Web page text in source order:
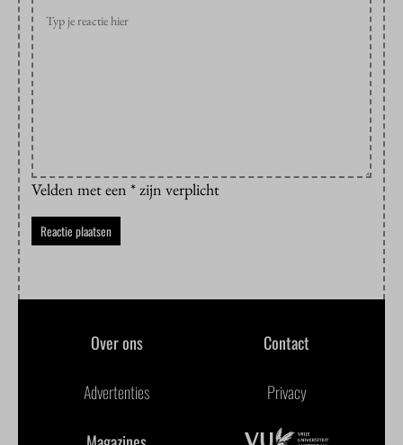
Velden met een * zijn verplicht
Over ons Contact
Advertenties Privacy